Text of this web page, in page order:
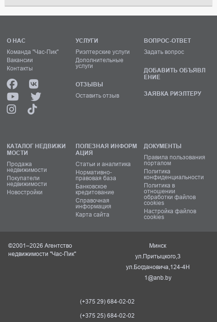
О НАС
Команда "Час-Пик"
Вакансии
Контакты
УСЛУГИ
Риэлтерские услуги
Дополнительные
услуги
ОТЗЫВЫ
Оставить отзыв
ВОПРОС-ОТВЕТ
Задать вопрос
ДОБАВИТЬ ОБЪЯВЛ
ЕНИЕ
ЗАЯВКА РИЭЛТЕРУ
КАТАЛОГ НЕДВИЖИ
МОСТИ
Продажа
недвижимости
Покупатели
недвижимости
Новостройки
ПОЛЕЗНАЯ ИНФОРМ
АЦИЯ
Статьи и аналитика
Нормативно-
правовая база
Банковское
кредитование
Справочная
информация
Карта сайта
ДОКУМЕНТЫ
Правила пользования
порталом
Политика
конфиденциальности
Политика в
отношении
обработки файлов
cookies
Настройка файлов
cookies
©2001–2026 Агентство
недвижимости "Час-Пик"
Минск
ул.Притыцкого,3
ул.Богдановича,124-4Н
1@anb.by
(+375 29) 684-02-02
(+375 25) 684-02-02